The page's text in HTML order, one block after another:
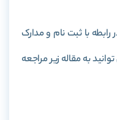
با ثبت نام و مدارک
به مقاله زیر مراجعه